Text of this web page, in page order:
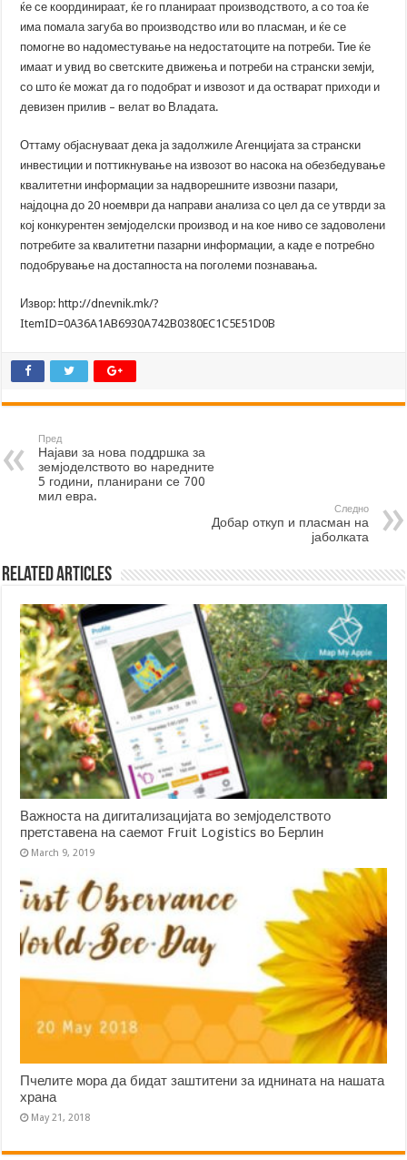
ќе се координираат, ќе го планираат производството, а со тоа ќе
има помала загуба во производство или во пласман, и ќе се
помогне во надоместување на недостатоците на потреби. Тие ќе
имаат и увид во светските движења и потреби на странски земји,
со што ќе можат да го подобрат и извозот и да остварат приходи и
девизен прилив – велат во Владата.
Оттаму објаснуваат дека ја задолжиле Агенцијата за странски
инвестиции и поттикнување на извозот во насока на обезбедување
квалитетни информации за надворешните извозни пазари,
најдоцна до 20 ноември да направи анализа со цел да се утврди за
кој конкурентен земјоделски производ и на кое ниво се задоволени
потребите за квалитетни пазарни информации, а каде е потребно
подобрување на достапноста на поголеми познавања.
Извор: http://dnevnik.mk/?
ItemID=0A36A1AB6930A742B0380EC1C5E51D0B
Пред
Најави за нова поддршка за
земјоделството во наредните
5 години, планирани се 700
мил евра.
Следно
Добар откуп и пласман на
јаболката
Related Articles
Важноста на дигитализацијата во земјоделството
претставена на саемот Fruit Logistics во Берлин
March 9, 2019
Пчелите мора да бидат заштитени за иднината на нашата
храна
May 21, 2018